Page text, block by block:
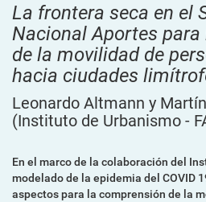
La frontera seca en el
Nacional Aportes
de la movilidad de
hacia ciudades
Leonardo Altmann y
(Instituto de Urbanismo -
En el marco de la colaboración del
modelado de la epidemia del COVID
aspectos para la comprensión de la